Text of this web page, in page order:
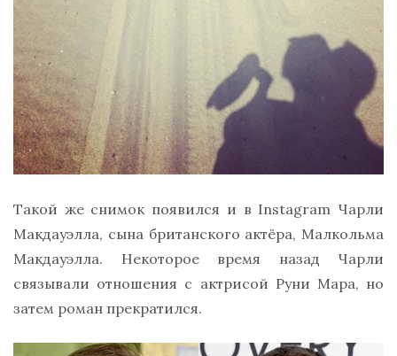
Такой же снимок появился и в Instagram Чарли
Макдауэлла, сына британского актёра, Малкольма
Макдауэлла. Некоторое время назад Чарли
связывали отношения с актрисой Руни Мара, но
затем роман прекратился.